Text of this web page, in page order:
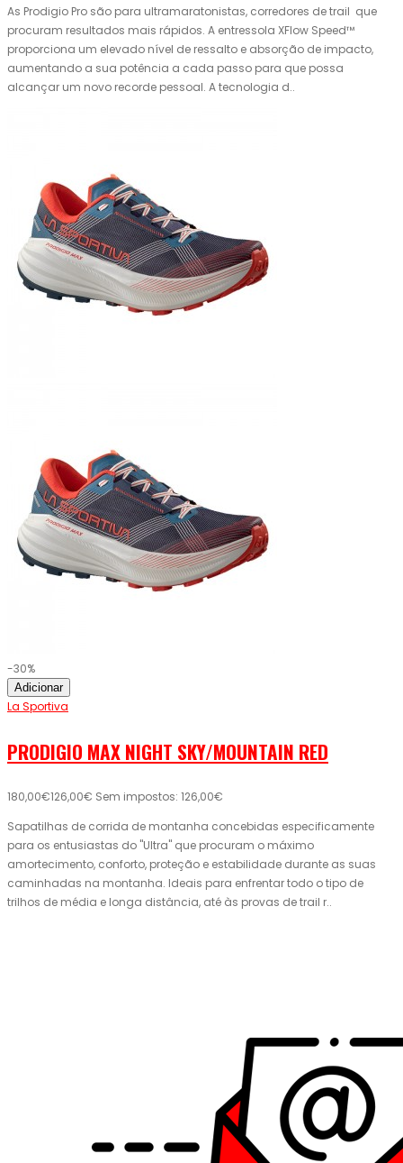
As Prodigio Pro são para ultramaratonistas, corredores de trail que
procuram resultados mais rápidos. A entressola XFlow Speed™
proporciona um elevado nível de ressalto e absorção de impacto,
aumentando a sua potência a cada passo para que possa
alcançar um novo recorde pessoal. A tecnologia d..
-30%
Adicionar
La Sportiva
PRODIGIO MAX NIGHT SKY/MOUNTAIN RED
180,00€126,00€ Sem impostos: 126,00€
Sapatilhas de corrida de montanha concebidas especificamente
para os entusiastas do "Ultra" que procuram o máximo
amortecimento, conforto, proteção e estabilidade durante as suas
caminhadas na montanha. Ideais para enfrentar todo o tipo de
trilhos de média e longa distância, até às provas de trail r..